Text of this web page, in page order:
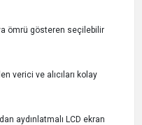
ömrü gösteren seçilebilir
verici ve alıcıları kolay
aydınlatmalı LCD ekran